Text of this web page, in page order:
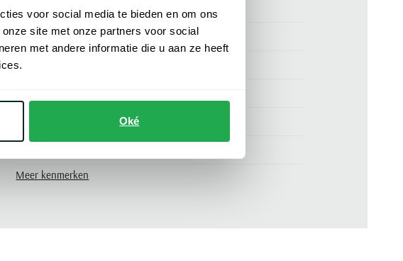
voor social media te bieden en om ons
site met onze partners voor social
met andere informatie die u aan ze heeft
Oké
Brax korte broek zwart linnen
Merk Brax
Materiaal
86-6728 07985420-02
Omslag
chemisch reinigen
Meer kenmerken